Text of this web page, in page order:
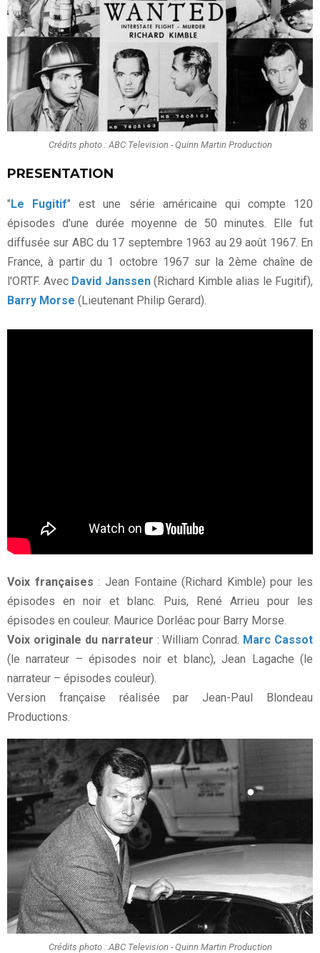
Crédits photo : ABC Television - Quinn Martin Production
PRESENTATION
"Le Fugitif" est une série américaine qui compte 120
épisodes d'une durée moyenne de 50 minutes. Elle fut
diffusée sur ABC du 17 septembre 1963 au 29 août 1967. En
France, à partir du 1 octobre 1967 sur la 2ème chaîne de
l'ORTF. Avec David Janssen(Richard Kimble alias le Fugitif),
Barry Morse (Lieutenant Philip Gerard).
Voix françaises : Jean Fontaine (Richard Kimble) pour les
épisodes en noir et blanc. Puis, René Arrieu pour les
épisodes en couleur. Maurice Dorléac pour Barry Morse.
Voix originale du narrateur : William Conrad. Marc Cassot
(le narrateur – épisodes noir et blanc), Jean Lagache (le
narrateur – épisodes couleur).
Version française réalisée par Jean-Paul Blondeau
Productions.
Crédits photo : ABC Television - Quinn Martin Production